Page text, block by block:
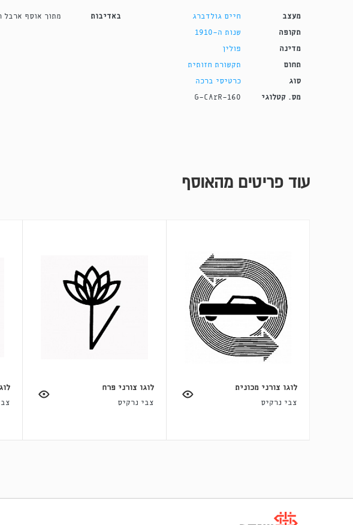
מעצב חיים גולדברג
תקופה שנות ה-1910
מדינה פולין
תחום תקשורת חזותית
סוג כרטיסי ברכה
מס. קטלוגי G-CArR-160
באדיבות מתוך אוסף ארבל
עוד פריטים מהאוסף
לוגו צורני מכונית
צבי נרקיס
לוגו צורני פרח
צבי נרקיס